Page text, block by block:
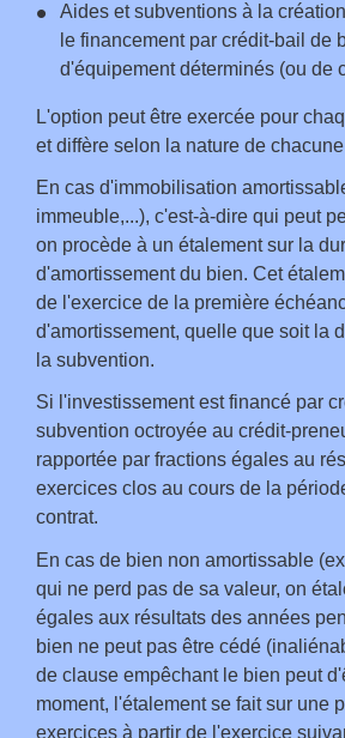
Aides et subventions à la
le financement par crédit-bail de
d'équipement déterminés (ou de
L'option peut être exercée pour
et diffère selon la nature de
En cas d'immobilisation
immeuble,...), c'est-à-dire qui peut
on procède à un étalement sur la
d'amortissement du bien. Cet
de l'exercice de la première
d'amortissement, quelle que soit la
la subvention.
Si l'investissement est financé par
subvention octroyée au crédit-
rapportée par fractions égales au
exercices clos au cours de la
contrat.
En cas de bien non amortissable
qui ne perd pas de sa valeur, on
égales aux résultats des années
bien ne peut pas être cédé
de clause empêchant le bien peut
moment, l'étalement se fait sur une
exercices à partir de l'exercice